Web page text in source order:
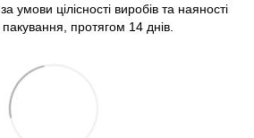
умови цілісності виробів та наяності
пакування, протягом 14 днів.